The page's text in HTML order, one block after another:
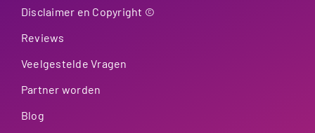
Disclaimer en Copyright ©
Reviews
Veelgestelde Vragen
Partner worden
Blog